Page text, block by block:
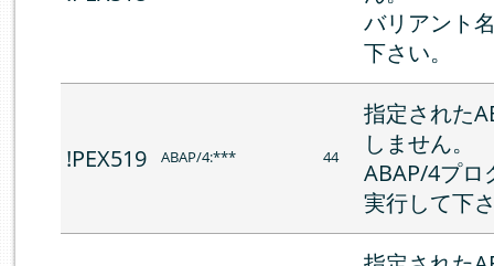
バリアント
下さい。
!PEX519 ABAP/4:*** 44
指定された
しません。
ABAP/4プロ
実行して下